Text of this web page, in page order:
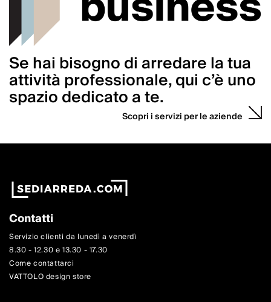
Se hai bisogno di arredare la tua
attività professionale, qui c’è uno
spazio dedicato a te.
Scopri i servizi per le aziende
Contatti
Servizio clienti da lunedì a venerdì
8.30 - 12.30 e 13.30 - 17.30
Come contattarci
VATTOLO design store